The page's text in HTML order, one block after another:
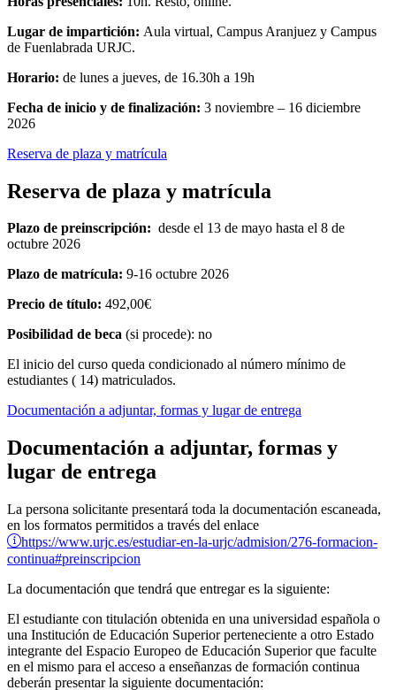
Lugar de impartición: Aula virtual, Campus Aranjuez y Campus
de Fuenlabrada URJC.
Horario: de lunes a jueves, de 16.30h a 19h
Fecha de inicio y de finalización: 3 noviembre – 16 diciembre
2026
Reserva de plaza y matrícula
Reserva de plaza y matrícula
Plazo de preinscripción: desde el 13 de mayo hasta el 8 de
octubre 2026
Plazo de matrícula: 9-16 octubre 2026
Precio de título: 492,00€
Posibilidad de beca (si procede): no
El inicio del curso queda condicionado al número mínimo de
estudiantes ( 14) matriculados.
Documentación a adjuntar, formas y lugar de entrega
Documentación a adjuntar, formas y
lugar de entrega
La persona solicitante presentará toda la documentación escaneada,
en los formatos permitidos a través del enlace
https://www.urjc.es/estudiar-en-la-urjc/admision/276-formacion-
continua#preinscripcion
La documentación que tendrá que entregar es la siguiente:
El estudiante con titulación obtenida en una universidad española o
una Institución de Educación Superior perteneciente a otro Estado
integrante del Espacio Europeo de Educación Superior que faculte
en el mismo para el acceso a enseñanzas de formación continua
deberán presentar la siguiente documentación: